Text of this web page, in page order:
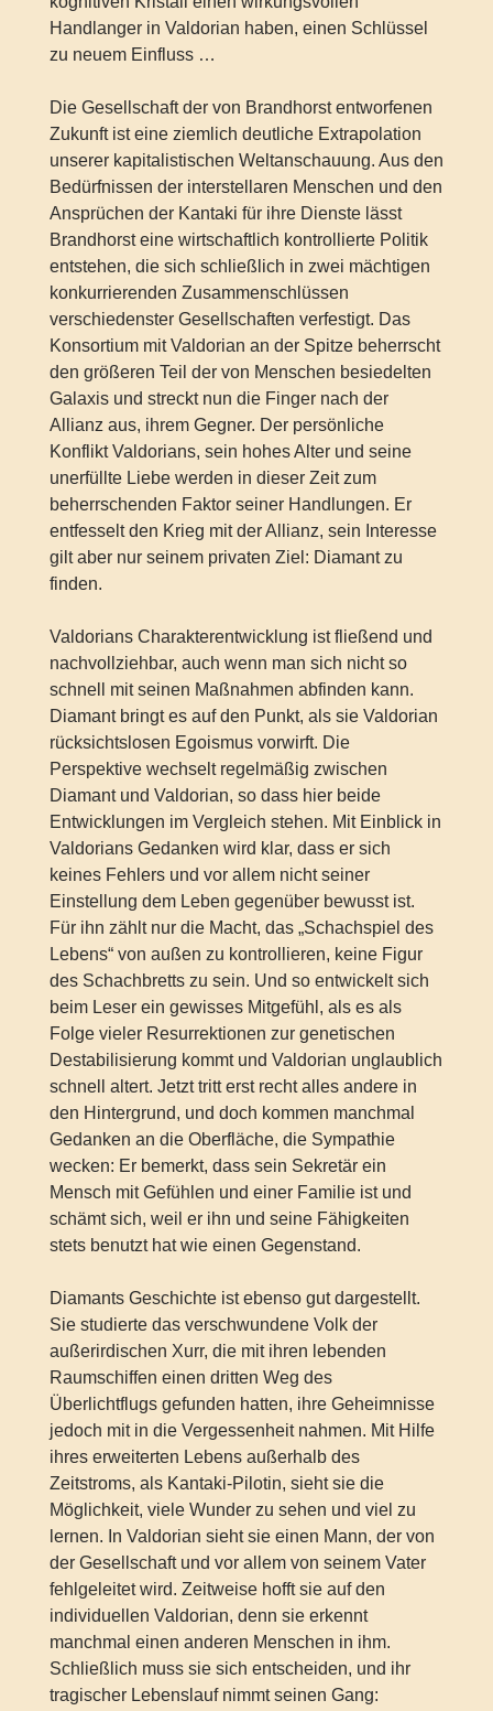
Handlanger in Valdorian haben, einen Schlüssel
zu neuem Einfluss …
Die Gesellschaft der von Brandhorst entworfenen
Zukunft ist eine ziemlich deutliche Extrapolation
unserer kapitalistischen Weltanschauung. Aus den
Bedürfnissen der interstellaren Menschen und den
Ansprüchen der Kantaki für ihre Dienste lässt
Brandhorst eine wirtschaftlich kontrollierte Politik
entstehen, die sich schließlich in zwei mächtigen
konkurrierenden Zusammenschlüssen
verschiedenster Gesellschaften verfestigt. Das
Konsortium mit Valdorian an der Spitze beherrscht
den größeren Teil der von Menschen besiedelten
Galaxis und streckt nun die Finger nach der
Allianz aus, ihrem Gegner. Der persönliche
Konflikt Valdorians, sein hohes Alter und seine
unerfüllte Liebe werden in dieser Zeit zum
beherrschenden Faktor seiner Handlungen. Er
entfesselt den Krieg mit der Allianz, sein Interesse
gilt aber nur seinem privaten Ziel: Diamant zu
finden.
Valdorians Charakterentwicklung ist fließend und
nachvollziehbar, auch wenn man sich nicht so
schnell mit seinen Maßnahmen abfinden kann.
Diamant bringt es auf den Punkt, als sie Valdorian
rücksichtslosen Egoismus vorwirft. Die
Perspektive wechselt regelmäßig zwischen
Diamant und Valdorian, so dass hier beide
Entwicklungen im Vergleich stehen. Mit Einblick in
Valdorians Gedanken wird klar, dass er sich
keines Fehlers und vor allem nicht seiner
Einstellung dem Leben gegenüber bewusst ist.
Für ihn zählt nur die Macht, das „Schachspiel des
Lebens“ von außen zu kontrollieren, keine Figur
des Schachbretts zu sein. Und so entwickelt sich
beim Leser ein gewisses Mitgefühl, als es als
Folge vieler Resurrektionen zur genetischen
Destabilisierung kommt und Valdorian unglaublich
schnell altert. Jetzt tritt erst recht alles andere in
den Hintergrund, und doch kommen manchmal
Gedanken an die Oberfläche, die Sympathie
wecken: Er bemerkt, dass sein Sekretär ein
Mensch mit Gefühlen und einer Familie ist und
schämt sich, weil er ihn und seine Fähigkeiten
stets benutzt hat wie einen Gegenstand.
Diamants Geschichte ist ebenso gut dargestellt.
Sie studierte das verschwundene Volk der
außerirdischen Xurr, die mit ihren lebenden
Raumschiffen einen dritten Weg des
Überlichtflugs gefunden hatten, ihre Geheimnisse
jedoch mit in die Vergessenheit nahmen. Mit Hilfe
ihres erweiterten Lebens außerhalb des
Zeitstroms, als Kantaki-Pilotin, sieht sie die
Möglichkeit, viele Wunder zu sehen und viel zu
lernen. In Valdorian sieht sie einen Mann, der von
der Gesellschaft und vor allem von seinem Vater
fehlgeleitet wird. Zeitweise hofft sie auf den
individuellen Valdorian, denn sie erkennt
manchmal einen anderen Menschen in ihm.
Schließlich muss sie sich entscheiden, und ihr
tragischer Lebenslauf nimmt seinen Gang: